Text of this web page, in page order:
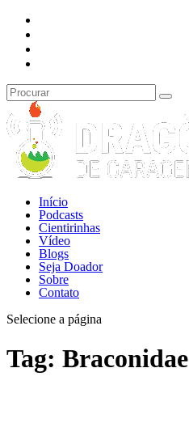
Início
Podcasts
Cientirinhas
Vídeo
Blogs
Seja Doador
Sobre
Contato
Selecione a página
Tag: Braconidae